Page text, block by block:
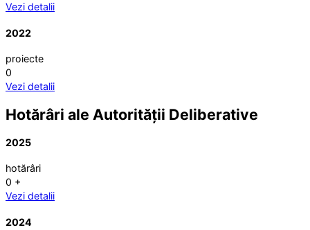
Vezi detalii
2022
proiecte
0
Vezi detalii
Hotărâri ale Autorității Deliberative
2025
hotărâri
0 +
Vezi detalii
2024